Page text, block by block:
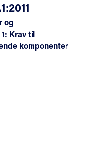
og
Krav til
komponenter